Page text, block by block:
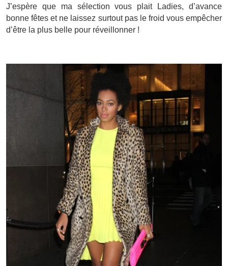
J’espère que ma sélection vous plait Ladies, d’avance
bonne fêtes et ne laissez surtout pas le froid vous empêcher
d’être la plus belle pour réveillonner !